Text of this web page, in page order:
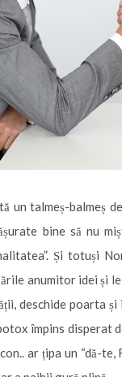
k
a
z
ă
un talmeș-balmeș
bine să nu
Și totuși
anumitor idei și
deschide poarta și
împins disperat
ar țipa un “dă-